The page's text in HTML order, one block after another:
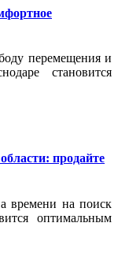
перемещения и
становится
продайте
времени на поиск
оптимальным